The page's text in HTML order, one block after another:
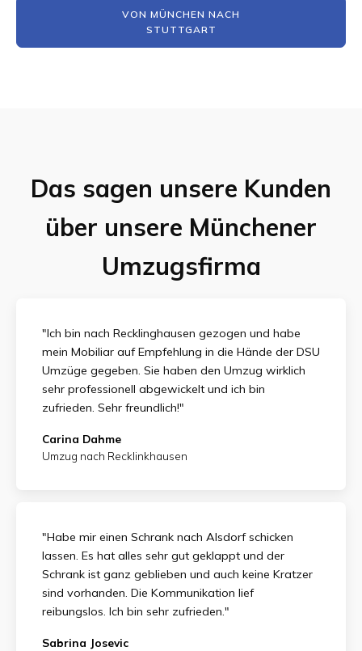
VON MÜNCHEN NACH
STUTTGART
Das sagen unsere Kunden
über unsere Münchener
Umzugsfirma
"Ich bin nach Recklinghausen gezogen und habe
mein Mobiliar auf Empfehlung in die Hände der DSU
Umzüge gegeben. Sie haben den Umzug wirklich
sehr professionell abgewickelt und ich bin
zufrieden. Sehr freundlich!"
Carina Dahme
Umzug nach Recklinkhausen
"Habe mir einen Schrank nach Alsdorf schicken
lassen. Es hat alles sehr gut geklappt und der
Schrank ist ganz geblieben und auch keine Kratzer
sind vorhanden. Die Kommunikation lief
reibungslos. Ich bin sehr zufrieden."
Sabrina Josevic